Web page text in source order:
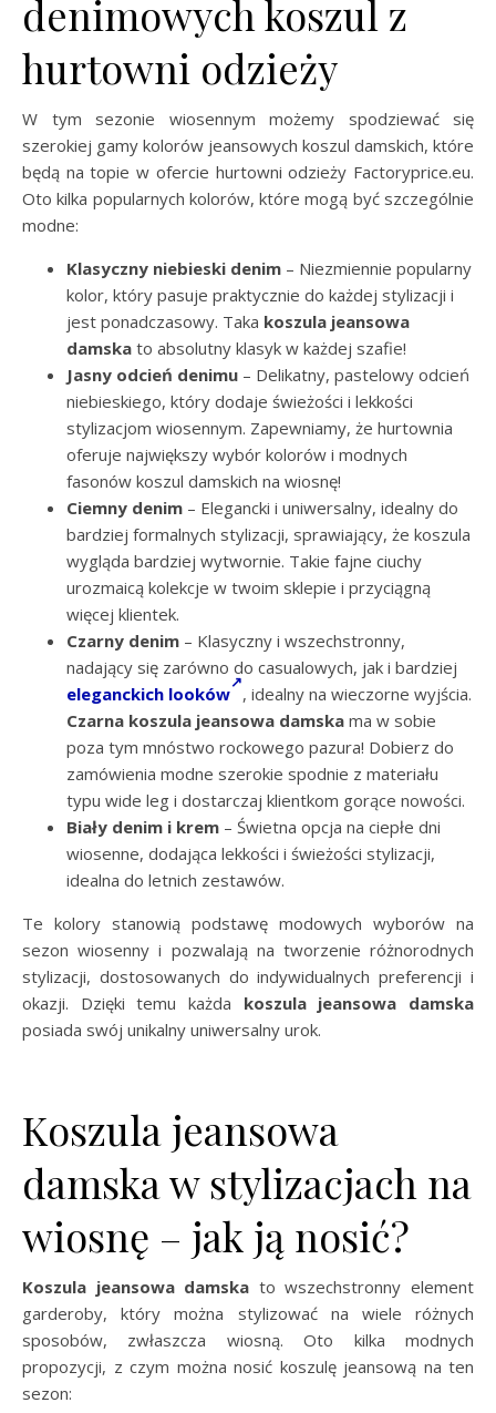
denimowych koszul z
hurtowni odzieży
W tym sezonie wiosennym możemy spodziewać się
szerokiej gamy kolorów jeansowych koszul damskich, które
będą na topie w ofercie hurtowni odzieży Factoryprice.eu.
Oto kilka popularnych kolorów, które mogą być szczególnie
modne:
Klasyczny niebieski denim – Niezmiennie popularny
kolor, który pasuje praktycznie do każdej stylizacji i
jest ponadczasowy. Taka koszula jeansowa
damska to absolutny klasyk w każdej szafie!
Jasny odcień denimu – Delikatny, pastelowy odcień
niebieskiego, który dodaje świeżości i lekkości
stylizacjom wiosennym. Zapewniamy, że hurtownia
oferuje największy wybór kolorów i modnych
fasonów koszul damskich na wiosnę!
Ciemny denim – Elegancki i uniwersalny, idealny do
bardziej formalnych stylizacji, sprawiający, że koszula
wygląda bardziej wytwornie. Takie fajne ciuchy
urozmaicą kolekcje w twoim sklepie i przyciągną
więcej klientek.
Czarny denim – Klasyczny i wszechstronny,
nadający się zarówno do casualowych, jak i bardziej
eleganckich looków , idealny na wieczorne wyjścia.
Czarna koszula jeansowa damska ma w sobie
poza tym mnóstwo rockowego pazura! Dobierz do
zamówienia modne szerokie spodnie z materiału
typu wide leg i dostarczaj klientkom gorące nowości.
Biały denim i krem – Świetna opcja na ciepłe dni
wiosenne, dodająca lekkości i świeżości stylizacji,
idealna do letnich zestawów.
Te kolory stanowią podstawę modowych wyborów na
sezon wiosenny i pozwalają na tworzenie różnorodnych
stylizacji, dostosowanych do indywidualnych preferencji i
okazji. Dzięki temu każda koszula jeansowa damska
posiada swój unikalny uniwersalny urok.
Koszula jeansowa
damska w stylizacjach na
wiosnę – jak ją nosić?
Koszula jeansowa damska to wszechstronny element
garderoby, który można stylizować na wiele różnych
sposobów, zwłaszcza wiosną. Oto kilka modnych
propozycji, z czym można nosić koszulę jeansową na ten
sezon: